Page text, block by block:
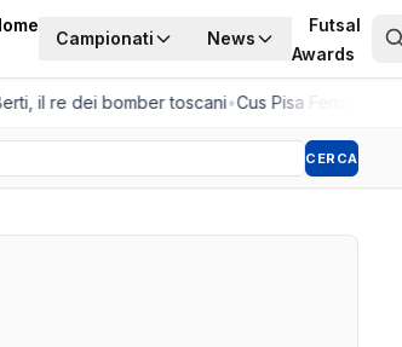
Campionati News
Futsal
Awards
il re dei bomber toscani•Cus Pisa Femminile, la
CERCA